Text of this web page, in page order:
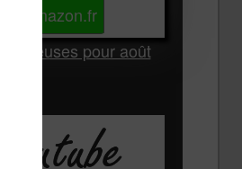
sur Amazon.fr
liseuses pour août